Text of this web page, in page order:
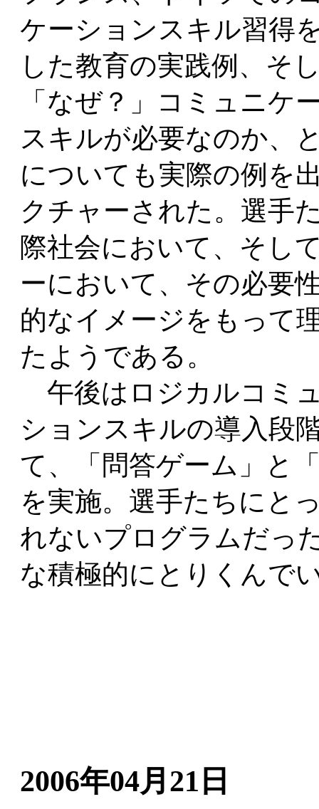
ケーションスキル習得
した教育の実践例、そ
「なぜ？」コミュニケ
スキルが必要なのか、
についても実際の例を
クチャーされた。選手
際社会において、そし
ーにおいて、その必要
的なイメージをもって
たようである。
午後はロジカルコミ
ションスキルの導入段
て、「問答ゲーム」と
を実施。選手たちにと
れないプログラムだっ
な積極的にとりくんで
2006年04月21日